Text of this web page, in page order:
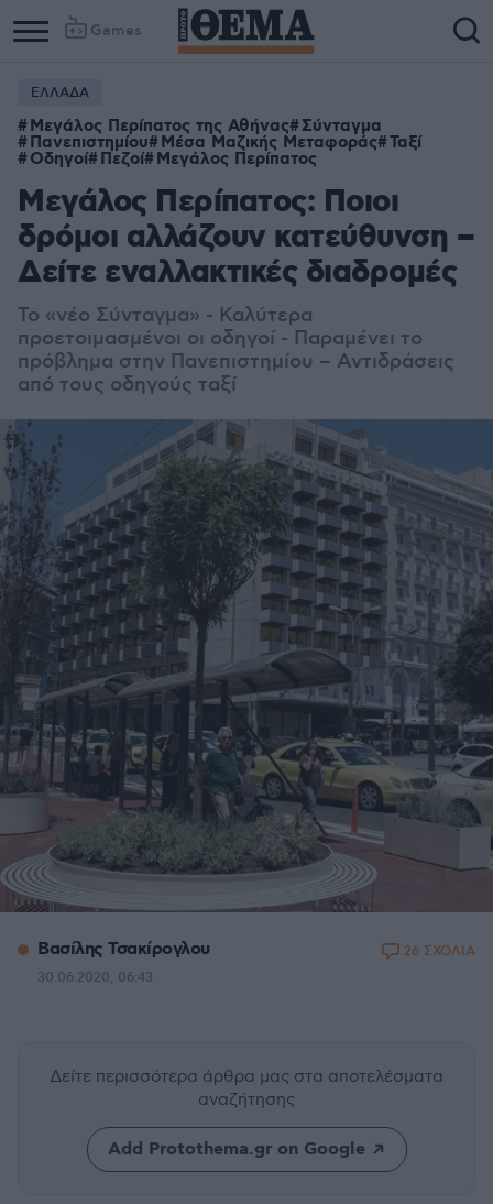
Games
ΕΛΛΑΔΑ
Μεγάλος Περίπατος της Αθήνας Σύνταγμα
Πανεπιστημίου Μέσα Μαζικής Μεταφοράς Ταξί
Οδηγοί Πεζοί Μεγάλος Περίπατος
Μεγάλος Περίπατος: Ποιοι
δρόμοι αλλάζουν κατεύθυνση –
Δείτε εναλλακτικές διαδρομές
Το «νέο Σύνταγμα» - Καλύτερα
προετοιμασμένοι οι οδηγοί - Παραμένει το
πρόβλημα στην Πανεπιστημίου – Αντιδράσεις
από τους οδηγούς ταξί
Βασίλης Τσακίρογλου
30.06.2020, 06:43
26 ΣΧΟΛΙΑ
Δείτε περισσότερα άρθρα μας στα αποτελέσματα
αναζήτησης
Add Protothema.gr on Google